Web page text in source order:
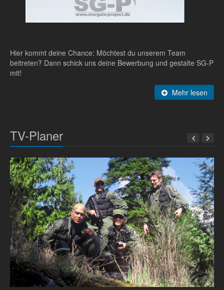
Hier kommt deine Chance: Möchtest du unserem Team
beitreten? Dann schick uns deine Bewerbung und gestalte SG-P
mit!
Mehr lesen
TV-Planer